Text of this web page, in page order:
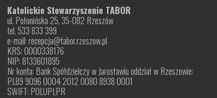
Katolickie Stowarzyszenie TABOR
ul. Połonińska 25, 35-082 Rzeszów
tel. 533 833 399
e-mail: recepcja@tabor.rzeszow.pl
KRS: 0000338176
NIP: 8133601895
Nr konta: Bank Spółdzielczy w Jarosławiu oddział w Rzeszowie:
PL89 9096 0004 2012 0080 8938 0001
SWIFT: POLUPLPR